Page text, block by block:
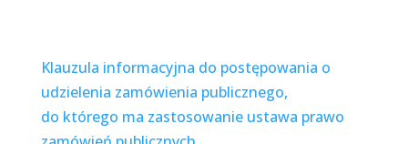
Klauzula informacyjna do postępowania o
udzielenia zamówienia publicznego,
do którego ma zastosowanie ustawa prawo